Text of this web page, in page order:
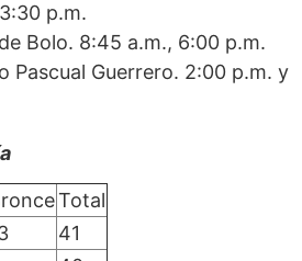
p.m.
Bolo. 8:45 a.m., 6:00 p.m.
Pascual Guerrero. 2:00 p.m. y
Total
41